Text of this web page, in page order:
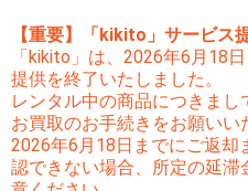
【重要】「kikito」サービス
「kikito」は、2026年6月18
提供を終了いたしました。
レンタル中の商品につきま
お買取のお手続きをお願いい
2026年6月18日までにご返却
認できない場合、所定の延